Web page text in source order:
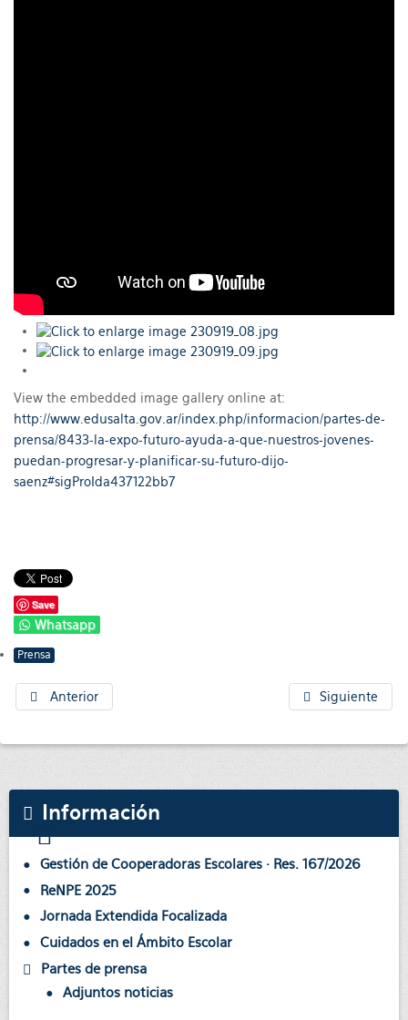
View the embedded image gallery online at:
http://www.edusalta.gov.ar/index.php/informacion/partes-de-
prensa/8433-la-expo-futuro-ayuda-a-que-nuestros-jovenes-
puedan-progresar-y-planificar-su-futuro-dijo-
saenz#sigProIda437122bb7
Save
Whatsapp
Prensa
Anterior Siguiente
Información
Gestión de Cooperadoras Escolares · Res. 167/2026
ReNPE 2025
Jornada Extendida Focalizada
Cuidados en el Ámbito Escolar
Partes de prensa
Adjuntos noticias